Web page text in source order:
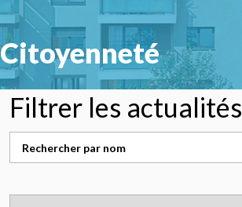
Citoyenneté
Filtrer les actualités